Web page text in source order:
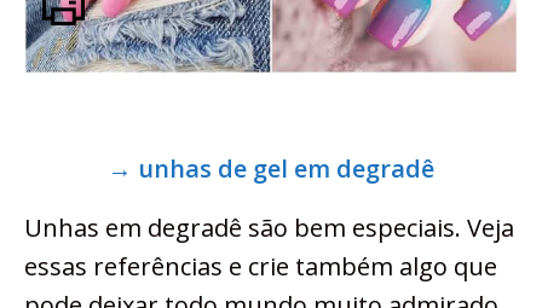
→ unhas de gel em degradê
Unhas em degradê são bem especiais. Veja
essas referências e crie também algo que